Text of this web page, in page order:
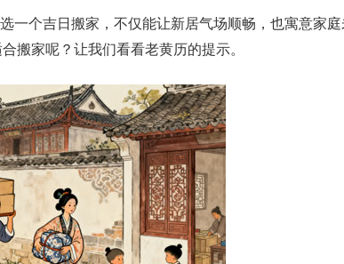
一个吉日搬家，不仅能让新居气场顺畅，也寓意家
搬家呢？让我们看看老黄历的提示。